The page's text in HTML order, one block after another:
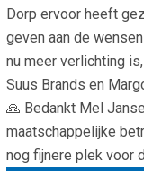
Dorp ervoor heeft
geven aan de
nu meer verlichting
Suus Brands en
🙏 Bedankt Mel
maatschappelijke
nog fijnere plek voor